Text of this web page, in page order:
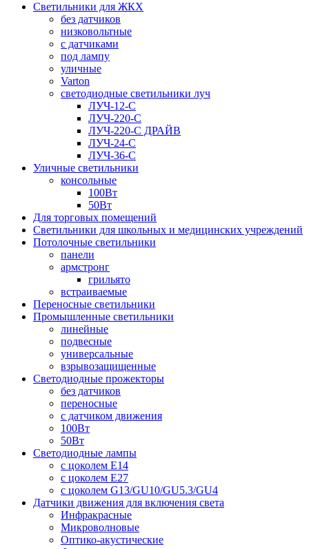
Светильники для ЖКХ
без датчиков
низковольтные
с датчиками
под лампу
уличные
Varton
светодиодные светильники луч
ЛУЧ-12-С
ЛУЧ-220-С
ЛУЧ-220-С ДРАЙВ
ЛУЧ-24-С
ЛУЧ-36-С
Уличные светильники
консольные
100Вт
50Вт
Для торговых помещений
Светильники для школьных и медицинских учреждений
Потолочные светильники
панели
армстронг
грильято
встраиваемые
Переносные светильники
Промышленные светильники
линейные
подвесные
универсальные
взрывозащищенные
Светодиодные прожекторы
без датчиков
переносные
с датчиком движения
100Вт
50Вт
Светодиодные лампы
с цоколем E14
с цоколем E27
с цоколем G13/GU10/GU5.3/GU4
Датчики движения для включения света
Инфракрасные
Микроволновые
Оптико-акустические